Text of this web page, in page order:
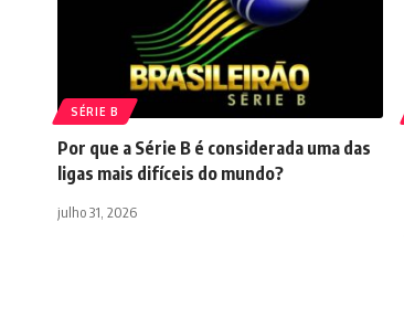
SÉRIE B
Por que a Série B é considerada uma das
ligas mais difíceis do mundo?
julho 31, 2026